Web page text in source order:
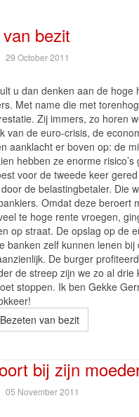
bezit
29 October 2011
u dan denken aan de hoge
Met name die met
Zij immers, zo horen
van de euro-crisis, de
aanklacht er boven op: de
hebben ze enorme risico’s
voor de tweede keer
de belastingbetaler. Die
Omdat deze beroert
te hoge rente vroegen,
op straat. De opslag op de
banken zelf kunnen lenen bij
De burger
de streep zijn we zo al drie
stoppen. Ik ben Gekke
van bezit
bij zijn
05 November 2011